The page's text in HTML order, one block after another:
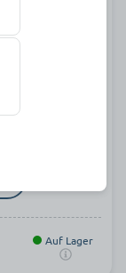
Schere, gerade,
Auf Lager